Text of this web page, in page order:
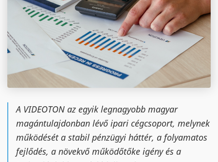
A VIDEOTON az egyik legnagyobb magyar
magántulajdonban lévő ipari cégcsoport, melynek
működését a stabil pénzügyi háttér, a folyamatos
fejlődés, a növekvő működőtőke igény és a